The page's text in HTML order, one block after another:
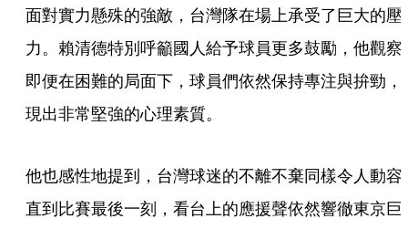
面對實力懸殊的強敵，台灣隊在場上承受了巨大的壓
力。賴清德特別呼籲國人給予球員更多鼓勵，他觀察
即便在困難的局面下，球員們依然保持專注與拚勁，
現出非常堅強的心理素質。
他也感性地提到，台灣球迷的不離不棄同樣令人動容
直到比賽最後一刻，看台上的應援聲依然響徹東京巨